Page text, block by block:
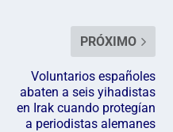
PRÓXIMO
Voluntarios españoles
abaten a seis yihadistas
en Irak cuando protegían
a periodistas alemanes